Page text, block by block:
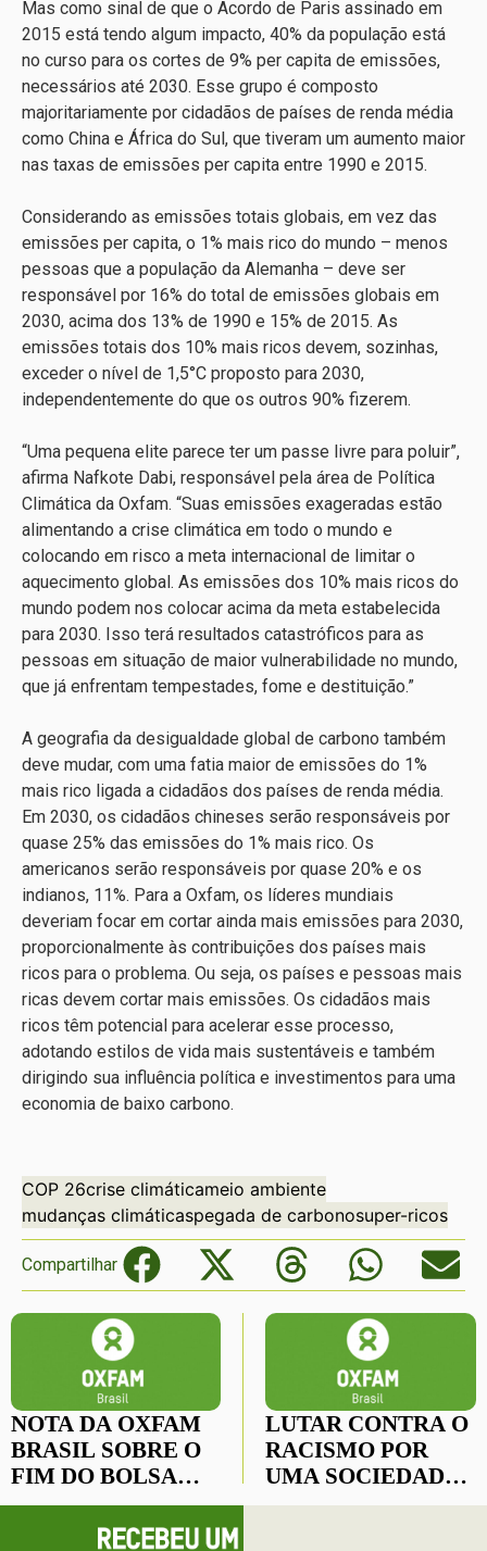
Mas como sinal de que o Acordo de Paris assinado em
2015 está tendo algum impacto, 40% da população está
no curso para os cortes de 9% per capita de emissões,
necessários até 2030. Esse grupo é composto
majoritariamente por cidadãos de países de renda média
como China e África do Sul, que tiveram um aumento maior
nas taxas de emissões per capita entre 1990 e 2015.
Considerando as emissões totais globais, em vez das
emissões per capita, o 1% mais rico do mundo – menos
pessoas que a população da Alemanha – deve ser
responsável por 16% do total de emissões globais em
2030, acima dos 13% de 1990 e 15% de 2015. As
emissões totais dos 10% mais ricos devem, sozinhas,
exceder o nível de 1,5°C proposto para 2030,
independentemente do que os outros 90% fizerem.
“Uma pequena elite parece ter um passe livre para poluir”,
afirma Nafkote Dabi, responsável pela área de Política
Climática da Oxfam. “Suas emissões exageradas estão
alimentando a crise climática em todo o mundo e
colocando em risco a meta internacional de limitar o
aquecimento global. As emissões dos 10% mais ricos do
mundo podem nos colocar acima da meta estabelecida
para 2030. Isso terá resultados catastróficos para as
pessoas em situação de maior vulnerabilidade no mundo,
que já enfrentam tempestades, fome e destituição.”
A geografia da desigualdade global de carbono também
deve mudar, com uma fatia maior de emissões do 1%
mais rico ligada a cidadãos dos países de renda média.
Em 2030, os cidadãos chineses serão responsáveis por
quase 25% das emissões do 1% mais rico. Os
americanos serão responsáveis por quase 20% e os
indianos, 11%. Para a Oxfam, os líderes mundiais
deveriam focar em cortar ainda mais emissões para 2030,
proporcionalmente às contribuições dos países mais
ricos para o problema. Ou seja, os países e pessoas mais
ricas devem cortar mais emissões. Os cidadãos mais
ricos têm potencial para acelerar esse processo,
adotando estilos de vida mais sustentáveis e também
dirigindo sua influência política e investimentos para uma
economia de baixo carbono.
COP 26crise climáticameio ambiente
mudanças climáticaspegada de carbonosuper-ricos
Compartilhar
NOTA DA OXFAM
BRASIL SOBRE O
FIM DO BOLSA
FAMÍLIA
LUTAR CONTRA O
RACISMO POR
UMA SOCIEDADE
JUSTA E